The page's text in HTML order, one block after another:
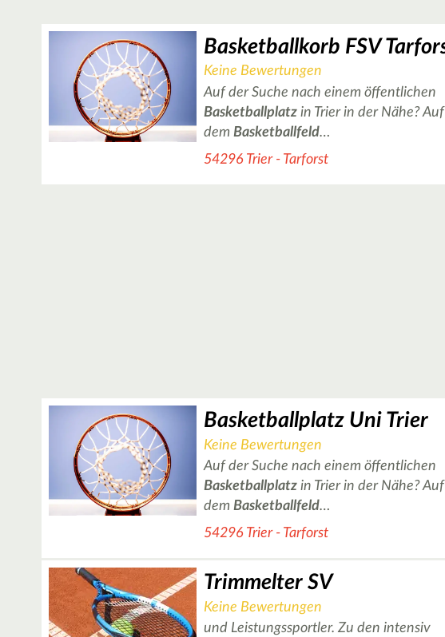
Keine Bewertungen
Auf der Suche nach einem öffentlichen
Basketballplatz in Trier in der Nähe? Auf
dem Basketballfeld…
54296 Trier - Tarforst
Basketballplatz Uni Trier
Keine Bewertungen
Auf der Suche nach einem öffentlichen
Basketballplatz in Trier in der Nähe? Auf
dem Basketballfeld…
54296 Trier - Tarforst
Trimmelter SV
Keine Bewertungen
und Leistungssportler. Zu den intensiv